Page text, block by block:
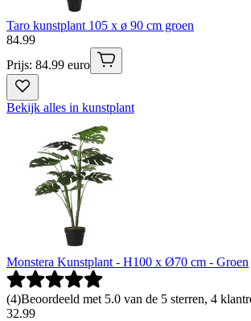
Taro kunstplant 105 x ø 90 cm groen
84.99
Prijs: 84.99 euro
Bekijk alles in kunstplant
Monstera Kunstplant - H100 x Ø70 cm - Groen
(4)Beoordeeld met 5.0 van de 5 sterren, 4
32.99